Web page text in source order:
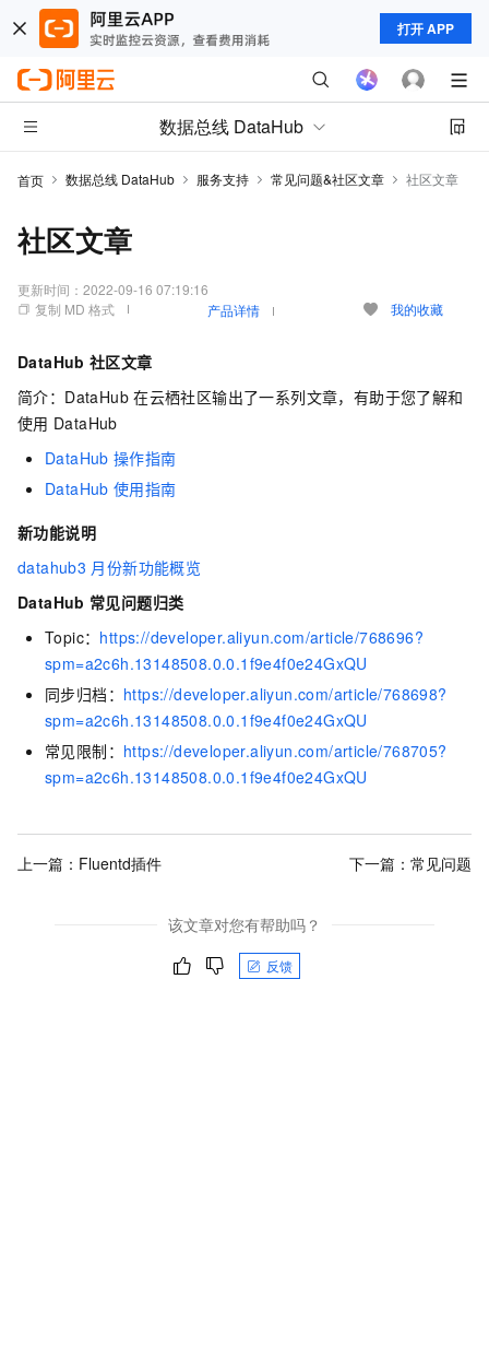
打开 APP
数据总线 DataHub
首页 数据总线 DataHub 服务支持 常见问题&社区文章 社区文章
社区文章
更新时间： 2022-09-16 07:19:16
复制 MD 格式
产品详情 我的收藏
DataHub 社区文章
简介：DataHub 在云栖社区输出了一系列文章，有助于您了解和
使用 DataHub
DataHub 操作指南
DataHub 使用指南
新功能说明
datahub3 月份新功能概览
DataHub 常见问题归类
Topic： https://developer.aliyun.com/article/768696?
spm=a2c6h.13148508.0.0.1f9e4f0e24GxQU
同步归档： https://developer.aliyun.com/article/768698?
spm=a2c6h.13148508.0.0.1f9e4f0e24GxQU
常见限制： https://developer.aliyun.com/article/768705?
spm=a2c6h.13148508.0.0.1f9e4f0e24GxQU
上一篇： Fluentd插件 下一篇： 常见问题
该文章对您有帮助吗？
反馈